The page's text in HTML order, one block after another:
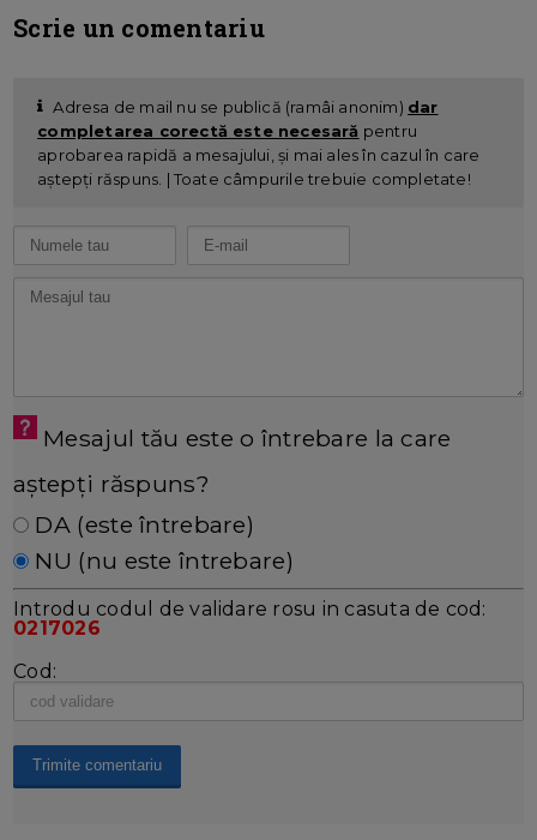
Scrie un comentariu
Adresa de mail nu se publică (ramâi anonim) dar
completarea corectă este necesară pentru
aprobarea rapidă a mesajului, și mai ales în cazul în care
aștepți răspuns. | Toate câmpurile trebuie completate!
Mesajul tău este o întrebare la care
aștepți răspuns?
DA (este întrebare)
NU (nu este întrebare)
Introdu codul de validare rosu in casuta de cod:
0217026
Cod: